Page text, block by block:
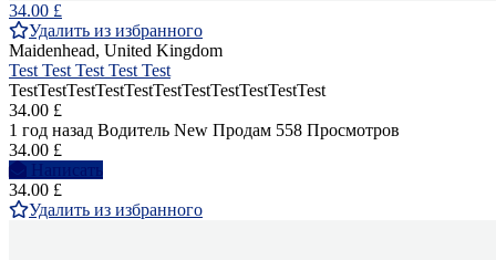
34.00 £
Удалить из избранного
Maidenhead, United Kingdom
Test Test Test Test Test
TestTestTestTestTestTestTestTestTestTestTest
34.00 £
1 год назад Водитель New Продам 558 Просмотров
34.00 £
Написать
34.00 £
Удалить из избранного